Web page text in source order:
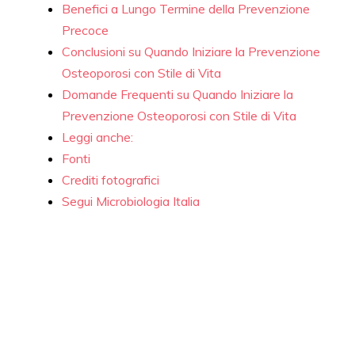
Benefici a Lungo Termine della Prevenzione
Precoce
Conclusioni su Quando Iniziare la Prevenzione
Osteoporosi con Stile di Vita
Domande Frequenti su Quando Iniziare la
Prevenzione Osteoporosi con Stile di Vita
Leggi anche:
Fonti
Crediti fotografici
Segui Microbiologia Italia